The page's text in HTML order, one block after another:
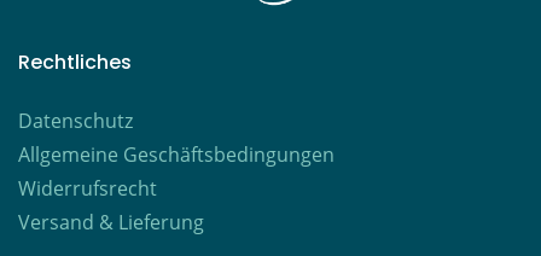
Rechtliches
Datenschutz
Allgemeine Geschäftsbedingungen
Widerrufsrecht
Versand & Lieferung